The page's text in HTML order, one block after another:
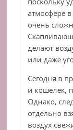
атмосфере
очень
делают
или даже
Сегодня в
и кошелек,
Однако,
отдельно
воздух